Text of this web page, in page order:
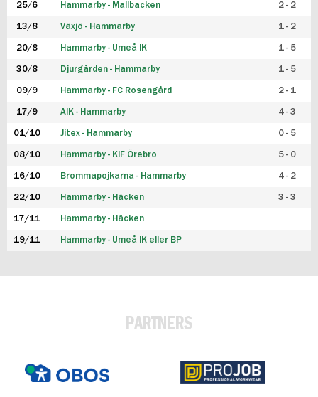
25/6 Hammarby - Mallbacken 2 - 2
13/8 Växjö - Hammarby 1 - 2
20/8 Hammarby - Umeå IK 1 - 5
30/8 Djurgården - Hammarby 1 - 5
09/9 Hammarby - FC Rosengård 2 - 1
17/9 AIK - Hammarby 4 - 3
01/10 Jitex - Hammarby 0 - 5
08/10 Hammarby - KIF Örebro 5 - 0
16/10 Brommapojkarna - Hammarby 4 - 2
22/10 Hammarby - Häcken 3 - 3
17/11 Hammarby - Häcken
19/11 Hammarby - Umeå IK eller BP
PARTNERS